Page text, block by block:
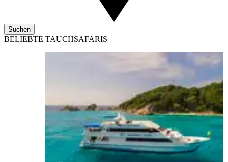
Suchen
BELIEBTE TAUCHSAFARIS